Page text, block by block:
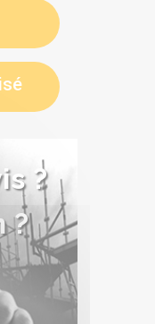
?
?